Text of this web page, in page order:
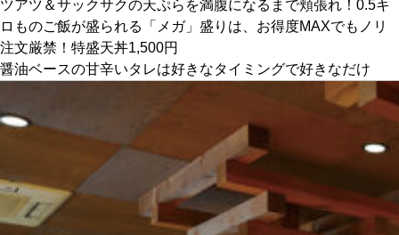
私と店のはなし
京都の書店
ツアツ＆サックサクの天ぷらを満腹になるまで頬張れ！0.5キ
ロものご飯が盛られる「メガ」盛りは、お得度MAXでもノリ
注文厳禁！特盛天丼1,500円
醤油ベースの甘辛いタレは好きなタイミングで好きなだけ